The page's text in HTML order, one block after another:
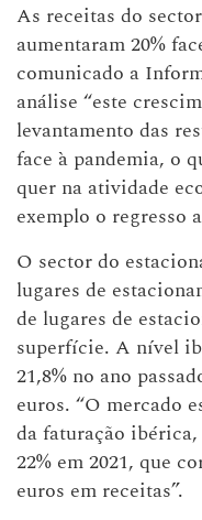
As receitas do
aumentaram 20%
comunicado a
análise “este
levantamento das
face à pandemia, o
quer na atividade
exemplo o regresso
O sector do
lugares de
de lugares de
superfície. A nível
21,8% no ano
euros. “O mercado
da faturação
22% em 2021, que
euros em receitas”.